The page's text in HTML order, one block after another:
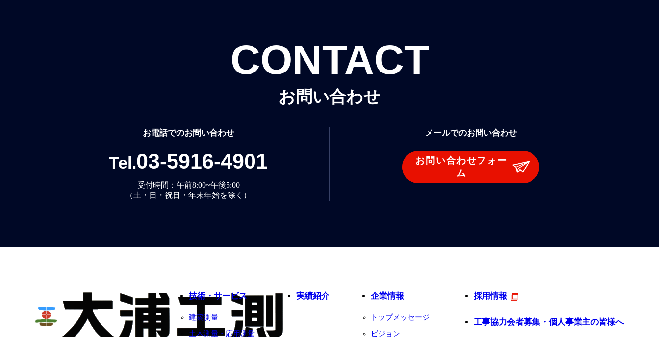
CONTACT
お問い合わせ
お電話でのお問い合わせ
Tel.03-5916-4901
受付時間：午前8:00~午後5:00
（土・日・祝日・年末年始を除く）
メールでのお問い合わせ
お問い合わせフォー
ム
技術・サービス
建築測量
土木測量・応用測量
実績紹介 企業情報
トップメッセージ
ビジョン
採用情報
工事協力会者募集・個人事業主の皆様へ